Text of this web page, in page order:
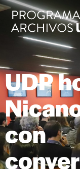
UDP
con